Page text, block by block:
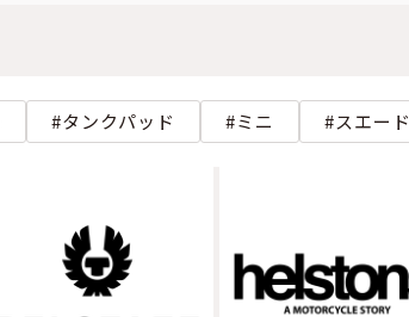
タンクパッド ミニ スエード